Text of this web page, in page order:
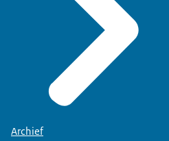
Archief